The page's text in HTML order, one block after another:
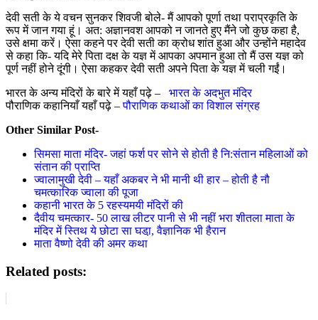
देवी सती के ये वचन सुनकर शिवजी बोले- मैं आपको पूर्णा तथा पराप्रकृति के
रूप में जान गया हूं। अत: अज्ञानवश आपको न जानते हुए मैंने जो कुछ कहा है,
उसे क्षमा करें। ऐसा कहने पर देवी सती का क्रोध शांत हुआ और उन्होंने महादेव
से कहा कि- यदि मेरे पिता दक्ष के यज्ञ में आपका अपमान हुआ तो मैं उस यज्ञ को
पूर्ण नहीं होने दूंगी। ऐसा कहकर देवी सती अपने पिता के यज्ञ में चली गईं।
भारत के अन्य मंदिरों के बारे में यहाँ पढ़े –
भारत के अदभुत मंदिर
पौराणिक कहानियाँ यहाँ पढ़े –पौराणिक कथाओं का विशाल संग्रह
Other Similar Post-
सिमसा माता मंदिर- जहां फर्श पर सोने से होती है नि:संतान महिलाओं को
संतान की प्राप्ति
ज्वालामुखी देवी – यहाँ अकबर ने भी मानी थी हार – होती है नौ
चमत्कारिक ज्वाला की पूजा
कहानी भारत के 5 रहस्यमयी मंदिरों की
दैवीय चमत्कार- 50 लाख लीटर पानी से भी नहीं भरा शीतला माता के
मंदिर में स्तिथ ये छोटा सा घडा़, वैज्ञानिक भी हैरान
माता वैष्णो देवी की अमर कथा
Related posts: